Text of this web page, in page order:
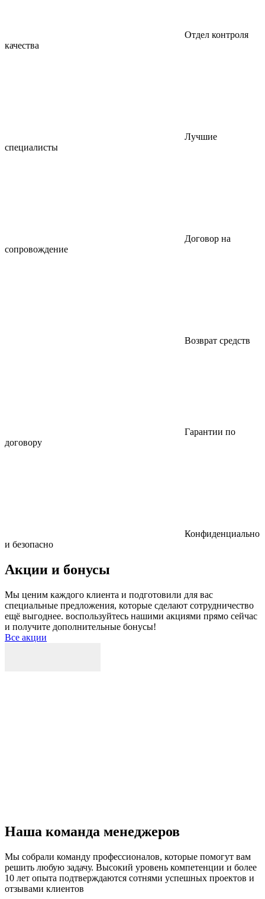
Отдел контроля
качества
Лучшие
специалисты
Договор на
сопровождение
Возврат средств
Гарантии по
договору
Конфиденциально
и безопасно
Акции и бонусы
Мы ценим каждого клиента и подготовили для вас
специальные предложения, которые сделают сотрудничество
ещё выгоднее. воспользуйтесь нашими акциями прямо сейчас
и получите дополнительные бонусы!
Все акции
Наша команда менеджеров
Мы собрали команду профессионалов, которые помогут вам
решить любую задачу. Высокий уровень компетенции и более
10 лет опыта подтверждаются сотнями успешных проектов и
отзывами клиентов